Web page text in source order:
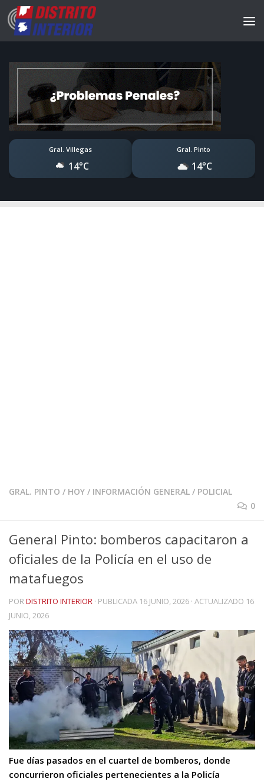
Gral. Villegas
14°C
Gral. Pinto
14°C
GRAL. PINTO / HOY / INFORMACIÓN GENERAL / POLICIAL
0
General Pinto: bomberos capacitaron a
oficiales de la Policía en el uso de
matafuegos
PORDISTRITO INTERIOR · PUBLICADA 16 JUNIO, 2026 · ACTUALIZADO 16
JUNIO, 2026
Fue días pasados en el cuartel de bomberos, donde
concurrieron oficiales pertenecientes a la Policía